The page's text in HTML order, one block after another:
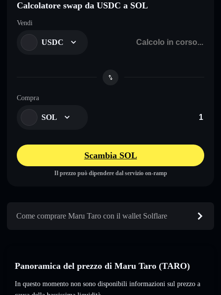
Calcolatore swap da USDC a SOL
Vendi
USDC
Compra
SOL
Scambia SOL
Il prezzo può dipendere dal servizio on-ramp
Come comprare Maru Taro con il wallet Solflare
Panoramica del prezzo di Maru Taro (TARO)
In questo momento non sono disponibili informazioni sul prezzo a